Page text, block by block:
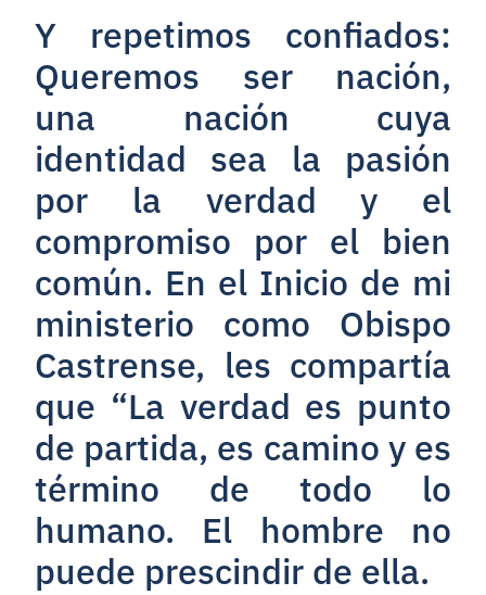
Y repetimos confiados:
Queremos ser nación,
una nación cuya
identidad sea la pasión
por la verdad y el
compromiso por el bien
común. En el Inicio de mi
ministerio como Obispo
Castrense, les compartía
que “La verdad es punto
de partida, es camino y es
término de todo lo
humano. El hombre no
puede prescindir de ella.